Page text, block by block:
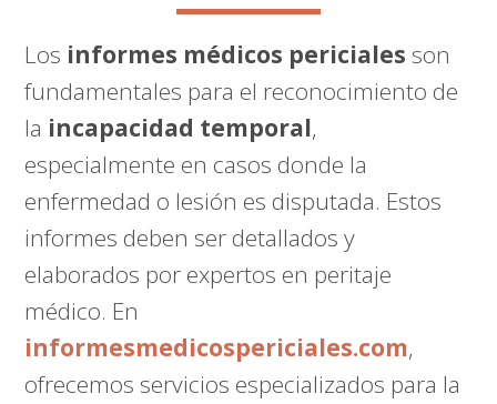
Los informes médicos periciales son
fundamentales para el reconocimiento de
la incapacidad temporal,
especialmente en casos donde la
enfermedad o lesión es disputada. Estos
informes deben ser detallados y
elaborados por expertos en peritaje
médico. En
informesmedicospericiales.com,
ofrecemos servicios especializados para la